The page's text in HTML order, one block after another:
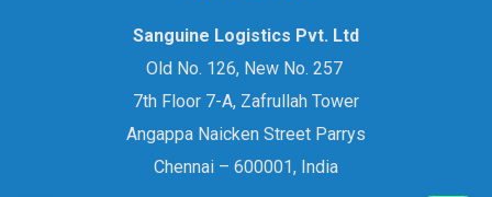
Sanguine Logistics Pvt. Ltd
Old No. 126, New No. 257
7th Floor 7-A, Zafrullah Tower
Angappa Naicken Street Parrys
Chennai – 600001, India